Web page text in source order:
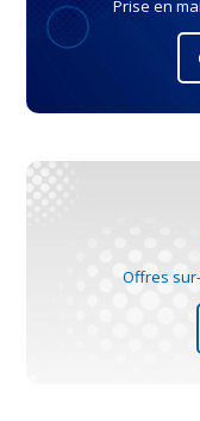
Prise en
Offres